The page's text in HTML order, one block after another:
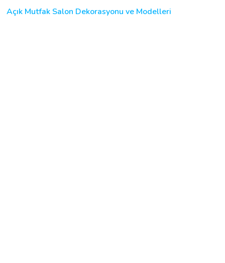
Açık Mutfak Salon Dekorasyonu ve Modelleri